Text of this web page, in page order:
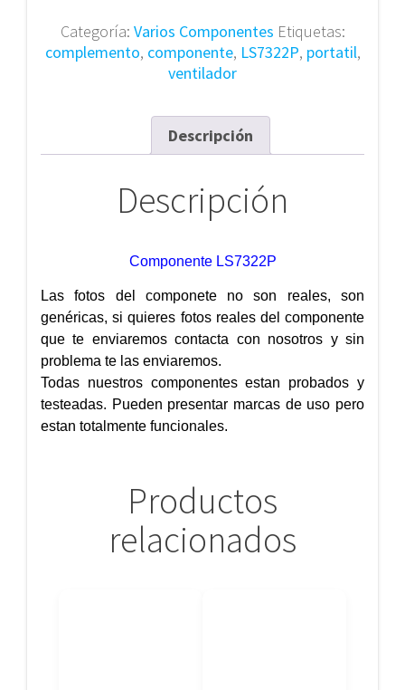
Categoría: Varios Componentes Etiquetas:
complemento, componente, LS7322P, portatil,
ventilador
Descripción
Descripción
Componente LS7322P
Las fotos del componete no son reales, son
genéricas, si quieres fotos reales del componente
que te enviaremos contacta con nosotros y sin
problema te las enviaremos.
Todas nuestros componentes estan probados y
testeadas. Pueden presentar marcas de uso pero
estan totalmente funcionales.
Productos
relacionados